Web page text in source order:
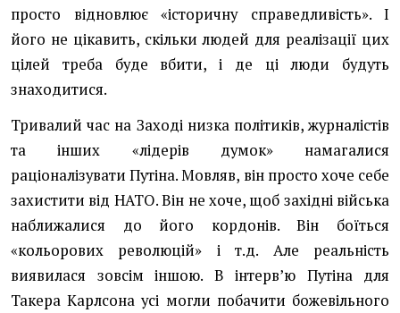
просто відновлює «історичну справедливість». І
його не цікавить, скільки людей для реалізації цих
цілей треба буде вбити, і де ці люди будуть
знаходитися.
Тривалий час на Заході низка політиків, журналістів
та інших «лідерів думок» намагалися
раціоналізувати Путіна. Мовляв, він просто хоче себе
захистити від НАТО. Він не хоче, щоб західні війська
наближалися до його кордонів. Він боїться
«кольорових революцій» і т.д. Але реальність
виявилася зовсім іншою. В інтерв’ю Путіна для
Такера Карлсона усі могли побачити божевільного